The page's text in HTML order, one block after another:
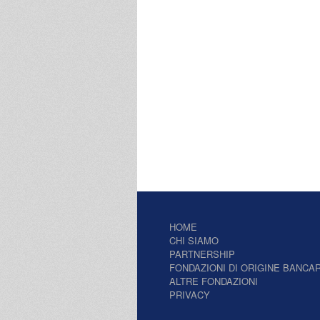
HOME
CHI SIAMO
PARTNERSHIP
FONDAZIONI DI ORIGINE
ALTRE FONDAZIONI
PRIVACY